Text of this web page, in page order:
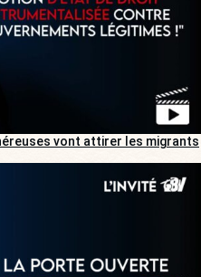
vont attirer les migrants